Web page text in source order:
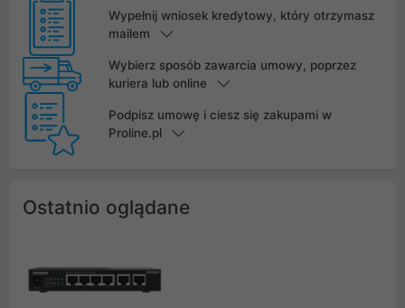
Wypełnij wniosek kredytowy, który otrzymasz
mailem
Wybierz sposób zawarcia umowy, poprzez
kuriera lub online
Podpisz umowę i ciesz się zakupami w
Proline.pl
Ostatnio oglądane